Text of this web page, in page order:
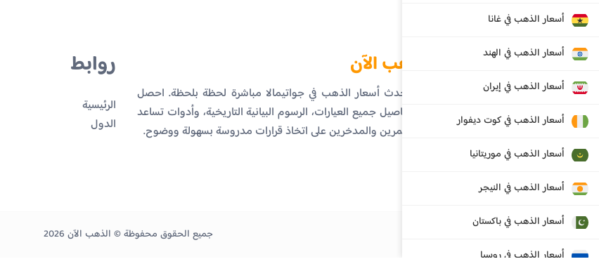
أسعار الذهب في غانا
أسعار الذهب في الهند
أسعار الذهب في إيران
أسعار الذهب في كوت ديفوار
أسعار الذهب في موريتانيا
أسعار الذهب في النيجر
أسعار الذهب في باكستان
أسعار الذهب في روسيا
الذهب الآن
تابع أحدث أسعار الذهب في جواتيمالا مباشرة لحظة بلحظة. احصل
على تفاصيل جميع العيارات، الرسوم البيانية التاريخية، وأدوات تساعد
المستثمرين والمدخرين على اتخاذ قرارات مدروسة بسهولة ووضوح.
روابط
الرئيسية
الدول
جميع الحقوق محفوظة © الذهب الآن 2026